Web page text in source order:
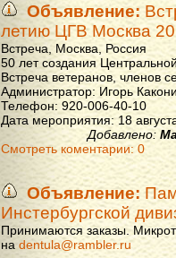
Объявление:
летию ЦГВ Москва
Встреча, Москва, Россия
50 лет создания
Встреча ветеранов, членов
Администратор: Игорь
Телефон: 920-006-40-10
Дата мероприятия: 18
Добавлено:
Смотреть коментарии: 0
Объявление:
Инстербургской
Принимаются заказы.
на dentula@rambler.ru